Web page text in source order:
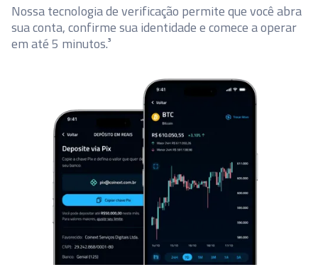
Nossa tecnologia de verificação permite que você abra
sua conta, confirme sua identidade e comece a operar
em até 5 minutos.³